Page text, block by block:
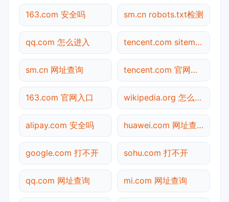
163.com 安全吗 sm.cn robots.txt检测
qq.com 怎么进入 tencent.com sitemap.xml检测
sm.cn 网址查询 tencent.com 官网入口
163.com 官网入口 wikipedia.org 怎么进入
alipay.com 安全吗 huawei.com 网址查询
google.com 打不开 sohu.com 打不开
qq.com 网址查询 mi.com 网址查询